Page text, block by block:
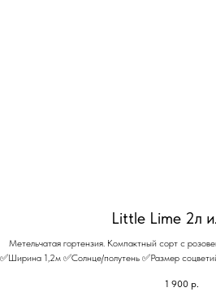
Little Lime 2л
Метельчатая гортензия. Компактный сорт с
✅Ширина 1,2м ✅Солнце/полутень ✅Размер
1 900 р.